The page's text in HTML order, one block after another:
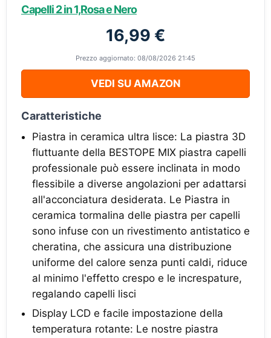
Capelli 2 in 1,Rosa e Nero
16,99 €
Prezzo aggiornato: 08/08/2026 21:45
VEDI SU AMAZON
Caratteristiche
Piastra in ceramica ultra lisce: La piastra 3D
fluttuante della BESTOPE MIX piastra capelli
professionale può essere inclinata in modo
flessibile a diverse angolazioni per adattarsi
all'acconciatura desiderata. Le Piastra in
ceramica tormalina delle piastra per capelli
sono infuse con un rivestimento antistatico e
cheratina, che assicura una distribuzione
uniforme del calore senza punti caldi, riduce
al minimo l'effetto crespo e le increspature,
regalando capelli lisci
Display LCD e facile impostazione della
temperatura rotante: Le nostre piastra